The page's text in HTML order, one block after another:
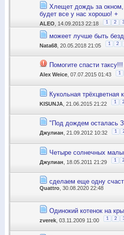
Хлещет дождь за
будет все у нас хорошо! +
ALEO , 14.09.2013 22:18 1 2 3
можеет лучше быть
Nata68 , 20.05.2018 21:05 1 2
Помогите спасти таксу!!!
Alex Weice , 07.07.2015 01:43 1
Кукольная трёхцветная
KISUNJA , 21.06.2015 21:22 1 2
"Под дождем осталась
Джулиан , 21.09.2012 10:32 1
Четыре солнечных
Джулиан , 18.05.2011 21:29 1 2
сделаем еще одну
Quattro , 30.08.2020 22:48
Одинокий котенок на
zverek , 03.11.2009 11:00 1 2